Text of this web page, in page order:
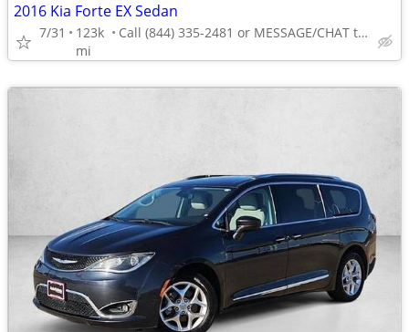
2016 Kia Forte EX Sedan
7/31
123k
mi
Call (844) 335-2481 or MESSAGE/CHAT to confirm availability